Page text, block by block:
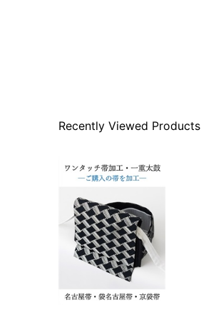
Recently Viewed Products